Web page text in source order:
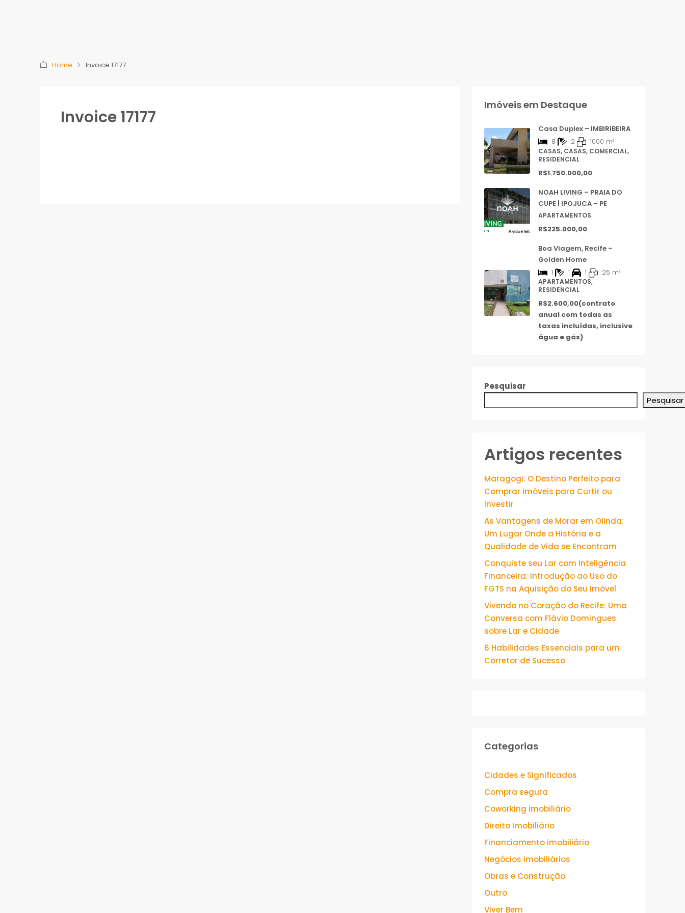
Home Invoice 17177
Invoice 17177
Imóveis em Destaque
Casa Duplex – IMBIRIBEIRA
8 2 1000 m²
CASAS, CASAS, COMERCIAL,
RESIDENCIAL
R$1.750.000,00
NOAH LIVING – PRAIA DO
CUPE | IPOJUCA – PE
APARTAMENTOS
R$225.000,00
Boa Viagem, Recife –
Golden Home
1 1 1 25 m²
APARTAMENTOS,
RESIDENCIAL
R$2.600,00(contrato
anual com todas as
taxas incluídas, inclusive
água e gás)
Pesquisar
Pesquisar
Artigos recentes
Maragogi: O Destino Perfeito para
Comprar Imóveis para Curtir ou
Investir
As Vantagens de Morar em Olinda:
Um Lugar Onde a História e a
Qualidade de Vida se Encontram
Conquiste seu Lar com Inteligência
Financeira: Introdução ao Uso do
FGTS na Aquisição do Seu Imóvel
Vivendo no Coração do Recife: Uma
Conversa com Flávio Domingues
sobre Lar e Cidade
6 Habilidades Essenciais para um
Corretor de Sucesso
Categorias
Cidades e Significados
Compra segura
Coworking imobiliário
Direito Imobiliário
Financiamento imobiliário
Negócios imobiliários
Obras e Construção
Outro
Viver Bem